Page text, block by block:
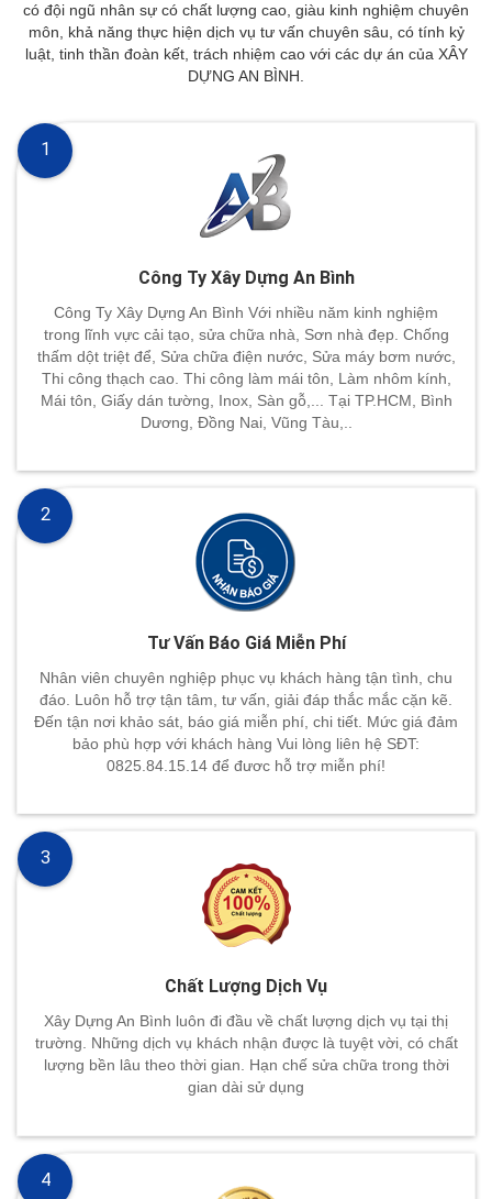
có đội ngũ nhân sự có chất lượng cao, giàu kinh nghiệm chuyên
môn, khả năng thực hiện dịch vụ tư vấn chuyên sâu, có tính kỷ
luật, tinh thần đoàn kết, trách nhiệm cao với các dự án của XÂY
DỰNG AN BÌNH.
Công Ty Xây Dựng An Bình
Công Ty Xây Dựng An Bình Với nhiều năm kinh nghiệm
trong lĩnh vực cải tạo, sửa chữa nhà, Sơn nhà đẹp. Chống
thấm dột triệt để, Sửa chữa điện nước, Sửa máy bơm nước,
Thi công thạch cao. Thi công làm mái tôn, Làm nhôm kính,
Mái tôn, Giấy dán tường, Inox, Sàn gỗ,... Tại TP.HCM, Bình
Dương, Đồng Nai, Vũng Tàu,..
1
Tư Vấn Báo Giá Miễn Phí
Nhân viên chuyên nghiệp phục vụ khách hàng tận tình, chu
đáo. Luôn hỗ trợ tận tâm, tư vấn, giải đáp thắc mắc cặn kẽ.
Đến tận nơi khảo sát, báo giá miễn phí, chi tiết. Mức giá đảm
bảo phù hợp với khách hàng Vui lòng liên hệ SĐT:
0825.84.15.14 để đươc hỗ trợ miễn phí!
2
Chất Lượng Dịch Vụ
Xây Dựng An Bình luôn đi đầu về chất lượng dịch vụ tại thị
trường. Những dịch vụ khách nhận được là tuyệt vời, có chất
lượng bền lâu theo thời gian. Hạn chế sửa chữa trong thời
gian dài sử dụng
3
4